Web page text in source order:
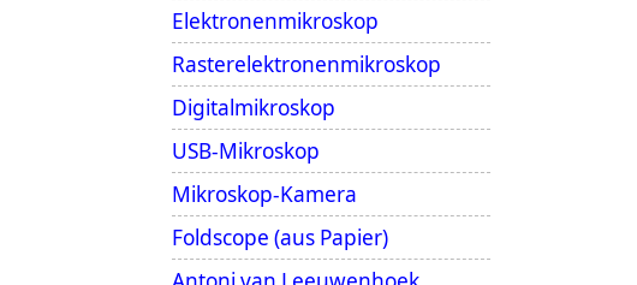
Elektronenmikroskop
Rasterelektronenmikroskop
Digitalmikroskop
USB-Mikroskop
Mikroskop-Kamera
Foldscope (aus Papier)